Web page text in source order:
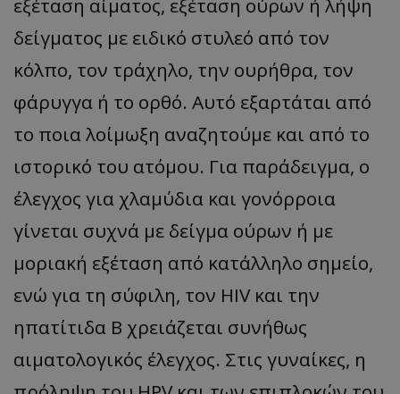
εξέταση αίματος, εξέταση ούρων ή λήψη
δείγματος με ειδικό στυλεό από τον
κόλπο, τον τράχηλο, την ουρήθρα, τον
φάρυγγα ή το ορθό. Αυτό εξαρτάται από
το ποια λοίμωξη αναζητούμε και από το
ιστορικό του ατόμου. Για παράδειγμα, ο
έλεγχος για χλαμύδια και γονόρροια
γίνεται συχνά με δείγμα ούρων ή με
μοριακή εξέταση από κατάλληλο σημείο,
ενώ για τη σύφιλη, τον HIV και την
ηπατίτιδα Β χρειάζεται συνήθως
αιματολογικός έλεγχος. Στις γυναίκες, η